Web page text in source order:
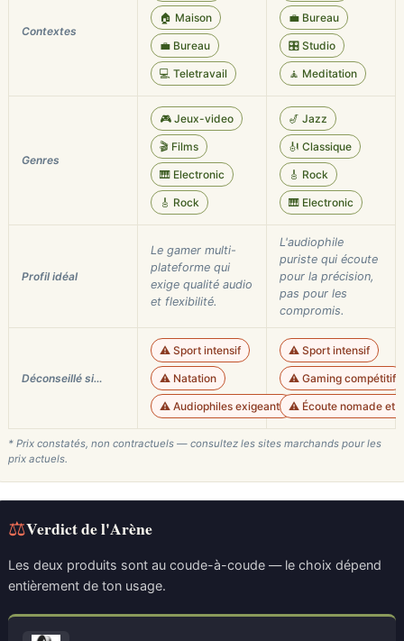
Contextes
🏠 Maison
💼 Bureau
💻 Teletravail
💼 Bureau
🎛️ Studio
🧘 Meditation
Genres
🎮 Jeux-video
🎬 Films
🎹 Electronic
🎸 Rock
🎷 Jazz
🎻 Classique
🎸 Rock
🎹 Electronic
Profil idéal
Le gamer multi-
plateforme qui
exige qualité audio
et flexibilité.
L'audiophile
puriste qui écoute
pour la précision,
pas pour les
compromis.
Déconseillé si…
⚠️ Sport intensif
⚠️ Natation
⚠️ Audiophiles exigeants
⚠️ Sport intensif
⚠️ Gaming compétitif
⚠️ Écoute nomade et
* Prix constatés, non contractuels — consultez les sites marchands pour les
prix actuels.
⚖Verdict de l'Arène
Les deux produits sont au coude-à-coude — le choix dépend
entièrement de ton usage.